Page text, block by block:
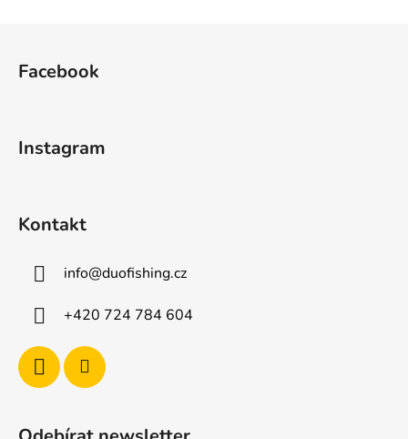
Facebook
Instagram
Kontakt
info@duofishing.cz
+420 724 784 604